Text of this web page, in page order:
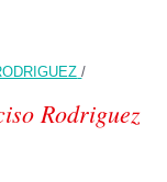
/
Rodriguez